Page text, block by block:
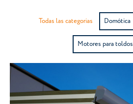
Todas las categorias Domótica
Motores para toldos